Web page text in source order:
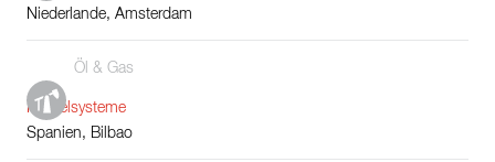
Niederlande, Amsterdam
Öl & Gas
Kesselsysteme
Spanien, Bilbao